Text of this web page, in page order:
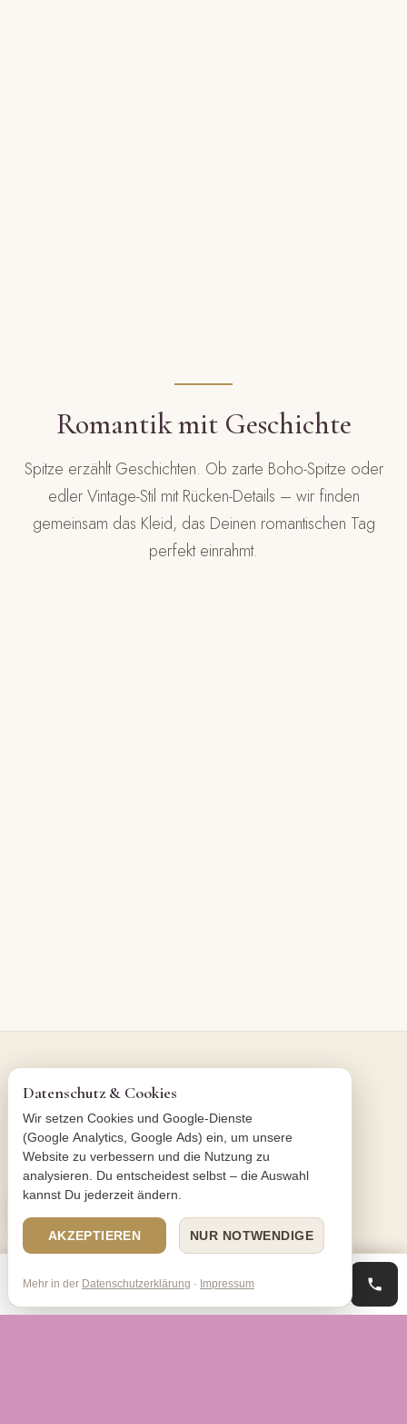
Romantik mit Geschichte
Spitze erzählt Geschichten. Ob zarte Boho-Spitze oder
edler Vintage-Stil mit Rücken-Details – wir finden
gemeinsam das Kleid, das Deinen romantischen Tag
perfekt einrahmt.
WhatsApp Termin anfragen
Datenschutz & Cookies
Wir setzen Cookies und Google-Dienste
(Google Analytics, Google Ads) ein, um unsere
Website zu verbessern und die Nutzung zu
analysieren. Du entscheidest selbst – die Auswahl
kannst Du jederzeit ändern.
AKZEPTIEREN NUR NOTWENDIGE
Mehr in der Datenschutzerklärung · Impressum